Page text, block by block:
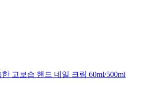
고보습 핸드 네일 크림 60ml/500ml